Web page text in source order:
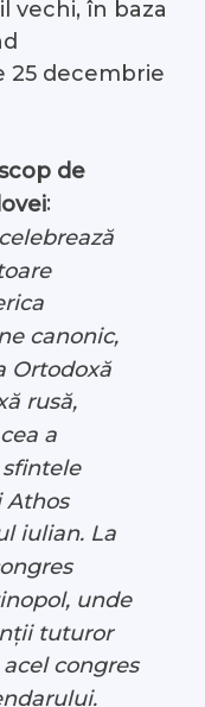
vechi, în baza
25 decembrie
de
:
canonic,
Ortodoxă
rusă,
a
sfintele
Athos
iulian. La
unde
tuturor
congres